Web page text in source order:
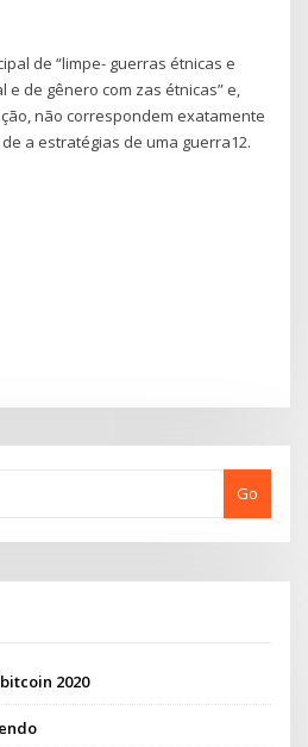
de “limpe- guerras étnicas e
de gênero com zas étnicas” e,
não correspondem exatamente
a estratégias de uma guerra12.
Go
2020